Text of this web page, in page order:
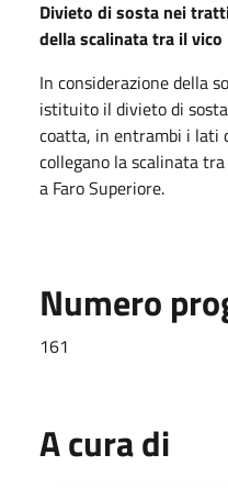
Divieto di sosta nei
della scalinata tra il
In considerazione della
istituito il divieto di
coatta, in entrambi i lati
collegano la scalinata
a Faro Superiore.
Numero
161
A cura di